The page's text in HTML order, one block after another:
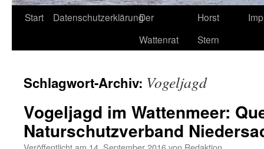
Start DatenschutzerklärungDer
Wattenrat
Horst
Stern
Schlagwort-Archiv: Vogeljagd
Vogeljagd im Wattenmeer:
Naturschutzverband